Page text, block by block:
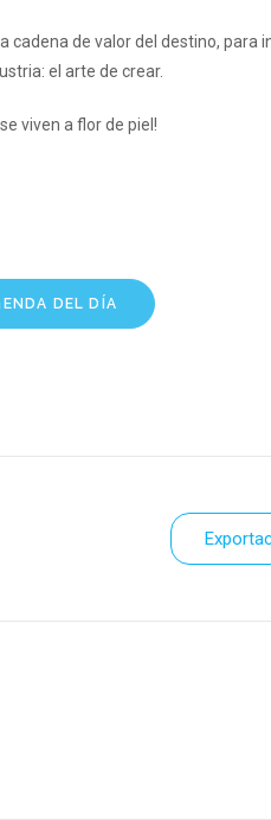
cadena de valor del destino, para
el arte de crear.
viven a flor de piel!
DEL DÍA